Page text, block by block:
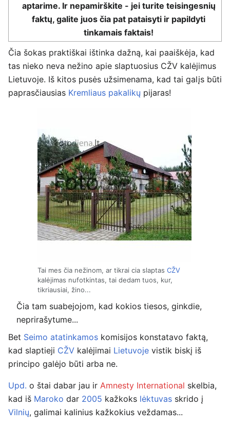
aptarime. Ir nepamirškite - jei turite teisingesnių
faktų, galite juos čia pat pataisyti ir papildyti
tinkamais faktais!
Čia šokas praktiškai ištinka dažną, kai paaiškėja, kad
tas nieko neva nežino apie slaptuosius CŽV kalėjimus
Lietuvoje. Iš kitos pusės užsimenama, kad tai galįs būti
paprasčiausias Kremliaus pakalikų pijaras!
Tai mes čia nežinom, ar tikrai cia slaptas CŽV
kalėjimas nufotkintas, tai dedam tuos, kur,
tikriausiai, žino...
Čia tam suabejojom, kad kokios tiesos, ginkdie,
neprirašytume...
Bet Seimo atatinkamos komisijos konstatavo faktą,
kad slaptieji CŽV kalėjimai Lietuvoje vistik biskį iš
principo galėjo būti arba ne.
Upd. o štai dabar jau ir Amnesty International skelbia,
kad iš Maroko dar 2005 kažkoks lėktuvas skrido į
Vilnių, galimai kalinius kažkokius veždamas...